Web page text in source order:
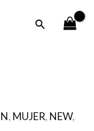
Buscar
, MUJER, NEW,